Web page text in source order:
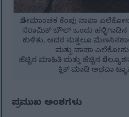
ರೋಮಾಂಚಕ ಕೆಂಪು ನಾಪಾ
ಸೆರಾಮಿಕ್ ಬೌಲ್ ಒಂದು
ಕುಳಿತು, ಅದರ ಸುತ್ತಲೂ
ಮತ್ತು ನಾಪಾ
ಹೆಚ್ಚಿನ ಮಾಹಿತಿ ಮತ್ತು ಹೆಚ್ಚಿನ
ಕ್ಲಿಕ್ ಮಾಡಿ ಅಥವಾ
ಪ್ರಮುಖ ಅಂಶಗಳು